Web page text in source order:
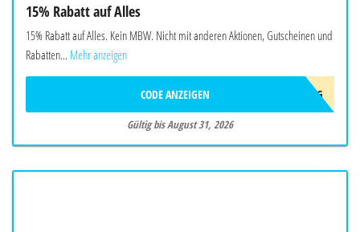
15% Rabatt auf Alles
15% Rabatt auf Alles. Kein MBW. Nicht mit anderen Aktionen, Gutscheinen und
Rabatten... Mehr anzeigen
AUG
CODE ANZEIGEN
Gültig bis August 31, 2026